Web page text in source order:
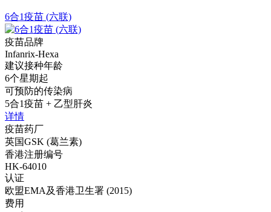
6合1疫苗 (六联)
疫苗品牌
Infanrix-Hexa
建议接种年龄
6个星期起
可预防的传染病
5合1疫苗 + 乙型肝炎
详情
疫苗药厂
英国GSK (葛兰素)
香港注册编号
HK-64010
认证
欧盟EMA及香港卫生署 (2015)
费用